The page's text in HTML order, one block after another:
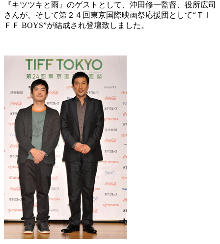
『キツツキと雨』のゲストとして、沖田修一監督、役所広司
さんが、そして第２４回東京国際映画祭応援団として“ＴＩ
ＦＦ BOYS”が結成され登壇致しました。